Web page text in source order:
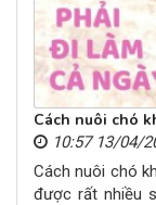
Cách nuôi chó
10:57 13/04/
Cách nuôi chó
được rất nhiều